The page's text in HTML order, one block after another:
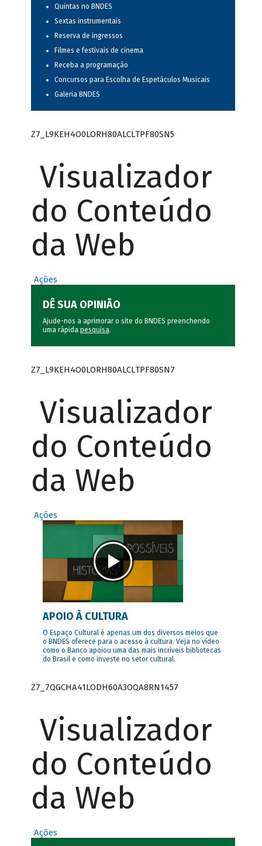
Quintas no BNDES
Sextas instrumentais
Reserva de ingressos
Filmes e festivais de cinema
Receba a programação
Concursos para Escolha de Espetáculos Musicais
Galeria BNDES
Z7_L9KEH4O0LORH80ALCLTPF80SN5
Visualizador
do Conteúdo
da Web
Ações
DÊ SUA OPINIÃO
Ajude-nos a aprimorar o site do BNDES preenchendo
uma rápida pesquisa.
Z7_L9KEH4O0LORH80ALCLTPF80SN7
Visualizador
do Conteúdo
da Web
Ações
APOIO À CULTURA
O Espaço Cultural é apenas um dos diversos meios que
o BNDES oferece para o acesso à cultura. Veja no vídeo
como o Banco apoiou uma das mais incríveis bibliotecas
do Brasil e como investe no setor cultural.
Z7_7QGCHA41LODH60A3OQA8RN1457
Visualizador
do Conteúdo
da Web
Ações